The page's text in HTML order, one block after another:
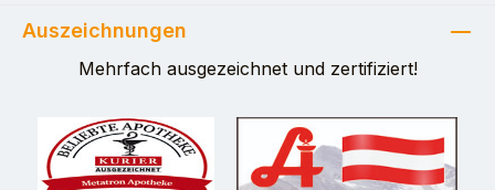
Auszeichnungen
Mehrfach ausgezeichnet und zertifiziert!